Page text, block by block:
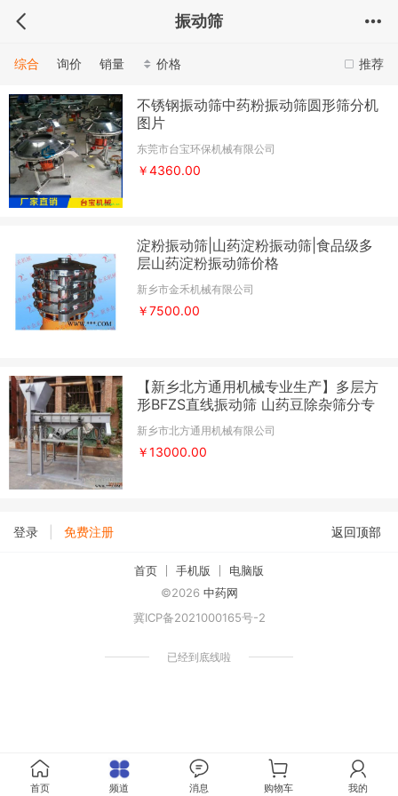
振动筛
推荐
综合 询价 销量 价格
不锈钢振动筛中药粉振动筛圆形筛分机
图片
东莞市台宝环保机械有限公司
￥4360.00
淀粉振动筛|山药淀粉振动筛|食品级多
层山药淀粉振动筛价格
新乡市金禾机械有限公司
￥7500.00
【新乡北方通用机械专业生产】多层方
形BFZS直线振动筛 山药豆除杂筛分专
用设备
新乡市北方通用机械有限公司
￥13000.00
登录 免费注册 返回顶部
首页 手机版
电脑版
©2026 中药网
冀ICP备2021000165号-2
已经到底线啦
首页 频道 消息 购物车 我的